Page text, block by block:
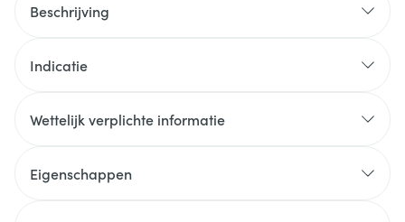
Beschrijving
Indicatie
Wettelijk verplichte informatie
Eigenschappen